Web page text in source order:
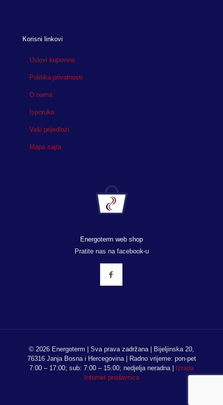
Korisni linkovi
Uslovi kupovine
Politika privatnosti
O nama
Isporuka
Vaši prijedlozi
Mapa sajta
Energoterm web shop
Pratite nas na facebook-u
© 2026 Energoterm | Sva prava zadržana | Bijeljinska 20,
76316 Janja Bosna i Hercegovina | Radno vrijeme: pon-pet
7:00 – 17:00; sub: 7:00 – 15:00; nedjelja neradna |
Izrada
Internet prodavnica